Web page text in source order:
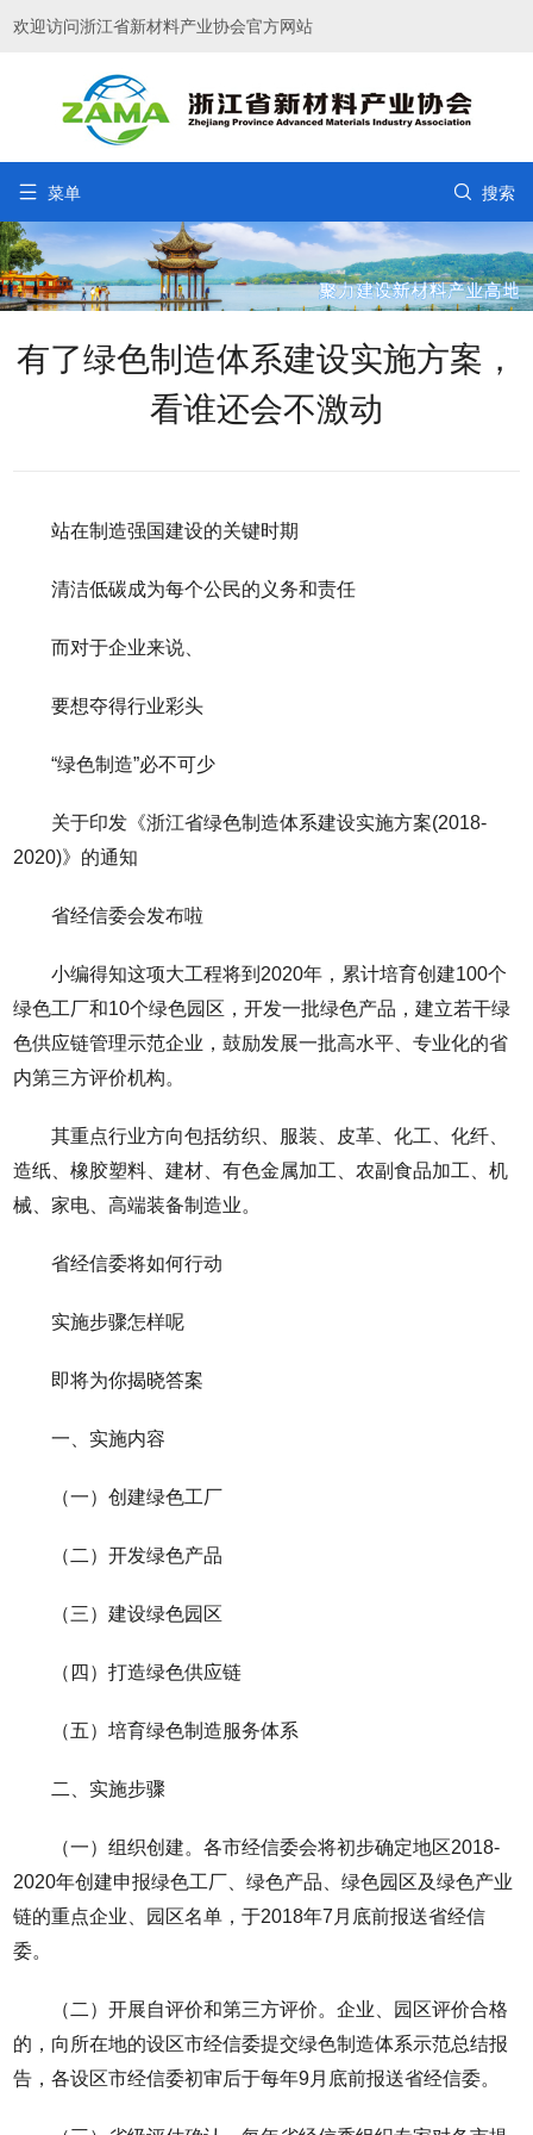
欢迎访问浙江省新材料产业协会官方网站
 菜单  搜索
有了绿色制造体系建设实施方案，
看谁还会不激动
站在制造强国建设的关键时期
清洁低碳成为每个公民的义务和责任
而对于企业来说、
要想夺得行业彩头
“绿色制造”必不可少
关于印发《浙江省绿色制造体系建设实施方案(2018-
2020)》的通知
省经信委会发布啦
小编得知这项大工程将到2020年，累计培育创建100个
绿色工厂和10个绿色园区，开发一批绿色产品，建立若干绿
色供应链管理示范企业，鼓励发展一批高水平、专业化的省
内第三方评价机构。
其重点行业方向包括纺织、服装、皮革、化工、化纤、
造纸、橡胶塑料、建材、有色金属加工、农副食品加工、机
械、家电、高端装备制造业。
省经信委将如何行动
实施步骤怎样呢
即将为你揭晓答案
一、实施内容
（一）创建绿色工厂
（二）开发绿色产品
（三）建设绿色园区
（四）打造绿色供应链
（五）培育绿色制造服务体系
二、实施步骤
（一）组织创建。各市经信委会将初步确定地区2018-
2020年创建申报绿色工厂、绿色产品、绿色园区及绿色产业
链的重点企业、园区名单，于2018年7月底前报送省经信
委。
（二）开展自评价和第三方评价。企业、园区评价合格
的，向所在地的设区市经信委提交绿色制造体系示范总结报
告，各设区市经信委初审后于每年9月底前报送省经信委。